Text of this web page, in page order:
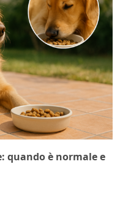
quando è normale e